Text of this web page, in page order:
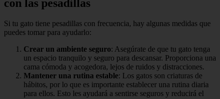
con las pesadillas
Si tu gato tiene pesadillas con frecuencia, hay algunas medidas que
puedes tomar para ayudarlo:
Crear un ambiente seguro: Asegúrate de que tu gato tenga
un espacio tranquilo y seguro para descansar. Proporciona una
cama cómoda y acogedora, lejos de ruidos y distracciones.
Mantener una rutina estable: Los gatos son criaturas de
hábitos, por lo que es importante establecer una rutina diaria
para ellos. Esto les ayudará a sentirse seguros y reducirá el